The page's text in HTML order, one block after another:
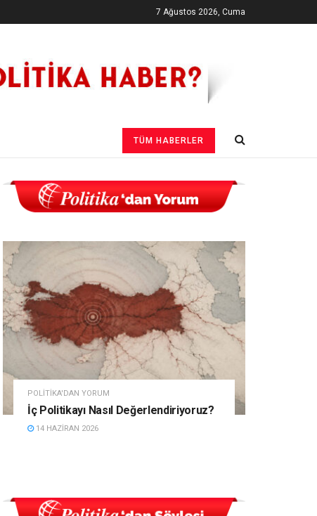
7 Ağustos 2026, Cuma
TÜM HABERLER
POLITIKA'DAN YORUM
İç Politikayı Nasıl Değerlendiriyoruz?
14 HAZIRAN 2026